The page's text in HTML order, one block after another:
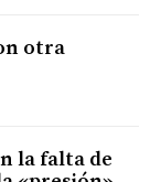
otra
la falta de